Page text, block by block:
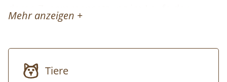
deren Zusammensetzung im Laufe der
Jahreszeiten wechselt. Du triffst hier
Arten des Trockenrasens und der
Mehr anzeigen +
Tiere